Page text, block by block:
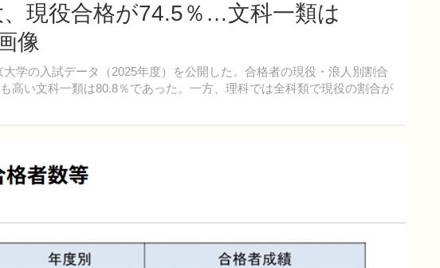
、現役合格が74.5％…文科一類は
像
学の入試データ（2025年度）を公開した。合格者の現役・浪人別割合
高い文科一類は80.8％であった。一方、理科では全科類で現役の割合が